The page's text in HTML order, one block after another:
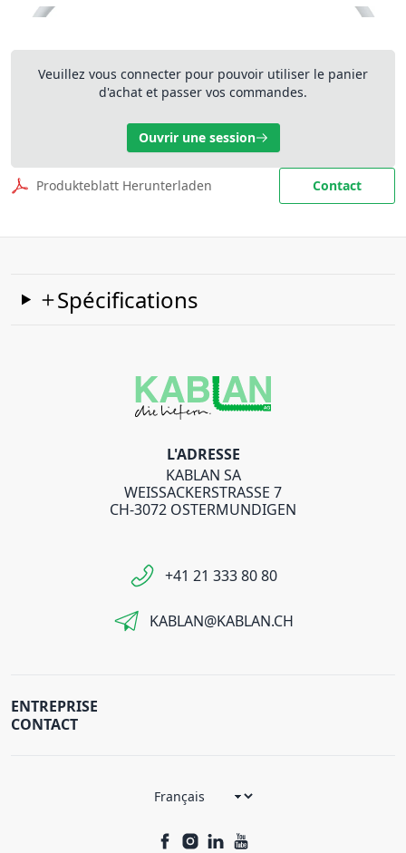
Veuillez vous connecter pour pouvoir utiliser le panier
d'achat et passer vos commandes.
Ouvrir une session
Produkteblatt Herunterladen Contact
Spécifications
L'ADRESSE
KABLAN SA
WEISSACKERSTRASSE 7
CH-3072 OSTERMUNDIGEN
+41 21 333 80 80
KABLAN@KABLAN.CH
ENTREPRISE
CONTACT